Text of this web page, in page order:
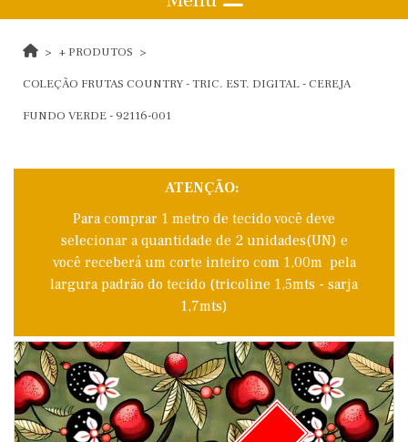
+ PRODUTOS
COLEÇÃO FRUTAS COUNTRY - TRIC. EST. DIGITAL - CEREJA
FUNDO VERDE - 92116-001
ATENÇÃO:
Para comprar 1 metro de tecido você deve
selecionar a quantidade de 2 unidades(UN) e
você receberá um corte inteiro com 1,00m pela
largura padrão do tecido (tricoline 1,5mts - sarja
1,7mts)